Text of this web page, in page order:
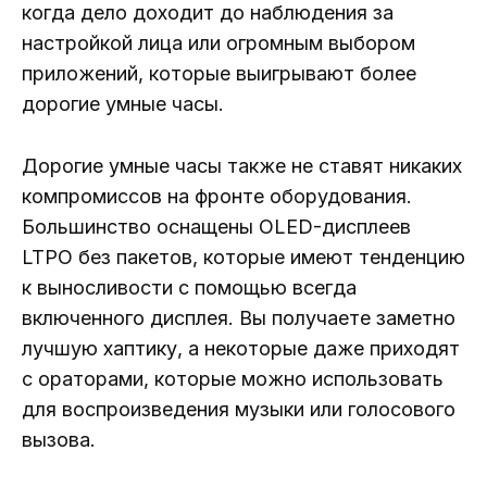
когда дело доходит до наблюдения за
настройкой лица или огромным выбором
приложений, которые выигрывают более
дорогие умные часы.
Дорогие умные часы также не ставят никаких
компромиссов на фронте оборудования.
Большинство оснащены OLED-дисплеев
LTPO без пакетов, которые имеют тенденцию
к выносливости с помощью всегда
включенного дисплея. Вы получаете заметно
лучшую хаптику, а некоторые даже приходят
с ораторами, которые можно использовать
для воспроизведения музыки или голосового
вызова.